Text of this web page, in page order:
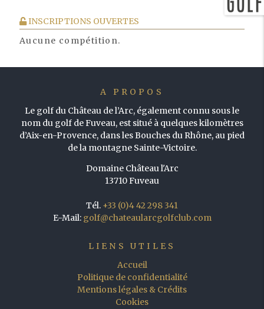
INSCRIPTIONS OUVERTES
Aucune compétition.
A PROPOS
Le golf du Château de l’Arc, également connu sous le
nom du golf de Fuveau, est situé à quelques kilomètres
d’Aix-en-Provence, dans les Bouches du Rhône, au pied
de la montagne Sainte-Victoire.
Domaine Château l'Arc
13710 Fuveau
Tél. +33 (0)4 42 298 341
E-Mail: golf@chateaularcgolfclub.com
LIENS UTILES
Accueil
Politique de confidentialité
Mentions légales & Crédits
Cookies